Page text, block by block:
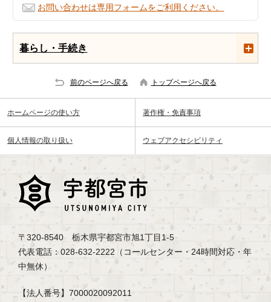
お問い合わせは専用フォームをご利用ください。
暮らし・手続き
前のページへ戻る トップページへ戻る
ホームページの使い方 著作権・免責事項
個人情報の取り扱い ウェブアクセシビリティ
〒320-8540 栃木県宇都宮市旭1丁目1-5
代表電話：028-632-2222（コールセンター・24時間対応・年
中無休）
【法人番号】7000020092011